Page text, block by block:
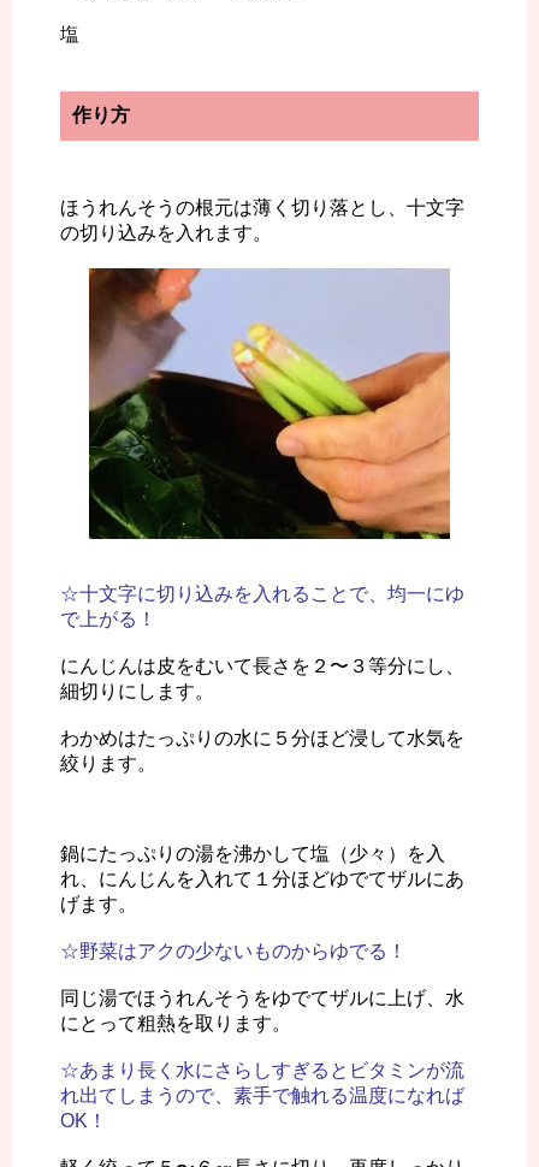
塩
作り方
ほうれんそうの根元は薄く切り落とし、十文字
の切り込みを入れます。
☆十文字に切り込みを入れることで、均一にゆ
で上がる！
にんじんは皮をむいて長さを２〜３等分にし、
細切りにします。
わかめはたっぷりの水に５分ほど浸して水気を
絞ります。
鍋にたっぷりの湯を沸かして塩（少々）を入
れ、にんじんを入れて１分ほどゆでてザルにあ
げます。
☆野菜はアクの少ないものからゆでる！
同じ湯でほうれんそうをゆでてザルに上げ、水
にとって粗熱を取ります。
☆あまり長く水にさらしすぎるとビタミンが流
れ出てしまうので、素手で触れる温度になれば
OK！